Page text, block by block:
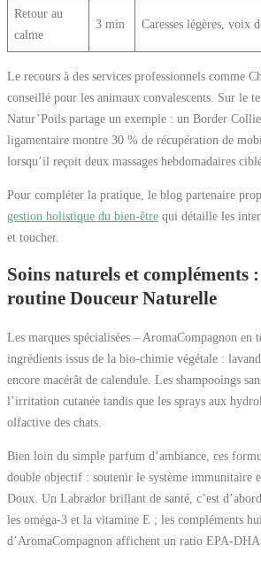
Retour au
calme
3 min Caresses légères, voix
Le recours à des services professionnels comme
conseillé pour les animaux convalescents. Sur le
Natur’Poils partage un exemple : un Border
ligamentaire montre 30 % de récupération de
lorsqu’il reçoit deux massages hebdomadaires
Pour compléter la pratique, le blog partenaire
gestion holistique du bien-être qui détaille les
et toucher.
Soins naturels et compléments
routine Douceur Naturelle
Les marques spécialisées – AromaCompagnon en
ingrédients issus de la bio-chimie végétale :
encore macérât de calendule. Les shampooings
l’irritation cutanée tandis que les sprays aux
olfactive des chats.
Bien loin du simple parfum d’ambiance, ces
double objectif : soutenir le système immunitaire
Doux. Un Labrador brillant de santé, c’est
les oméga-3 et la vitamine E ; les compléments
d’AromaCompagnon affichent un ratio EPA-